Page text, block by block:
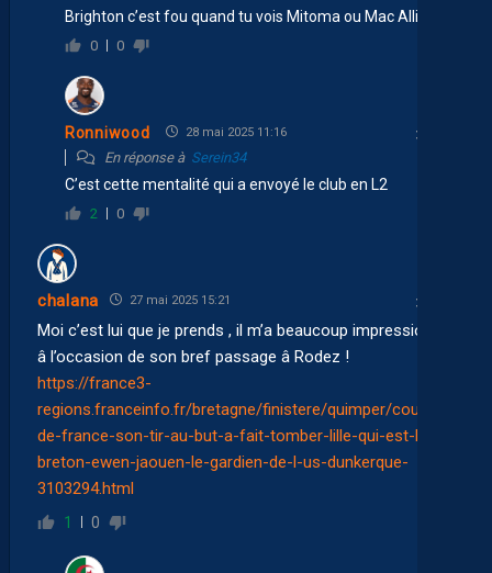
Brighton c’est fou quand tu vois Mitoma ou Mac Allister
0 0
Ronniwood 28 mai 2025 11:16
En réponse à Serein34
C’est cette mentalité qui a envoyé le club en L2
2 0
chalana 27 mai 2025 15:21
Moi c’est lui que je prends , il m’a beaucoup impressionné
â l’occasion de son bref passage â Rodez !
https://france3-
regions.franceinfo.fr/bretagne/finistere/quimper/coupe-
de-france-son-tir-au-but-a-fait-tomber-lille-qui-est-le-
breton-ewen-jaouen-le-gardien-de-l-us-dunkerque-
3103294.html
1 0